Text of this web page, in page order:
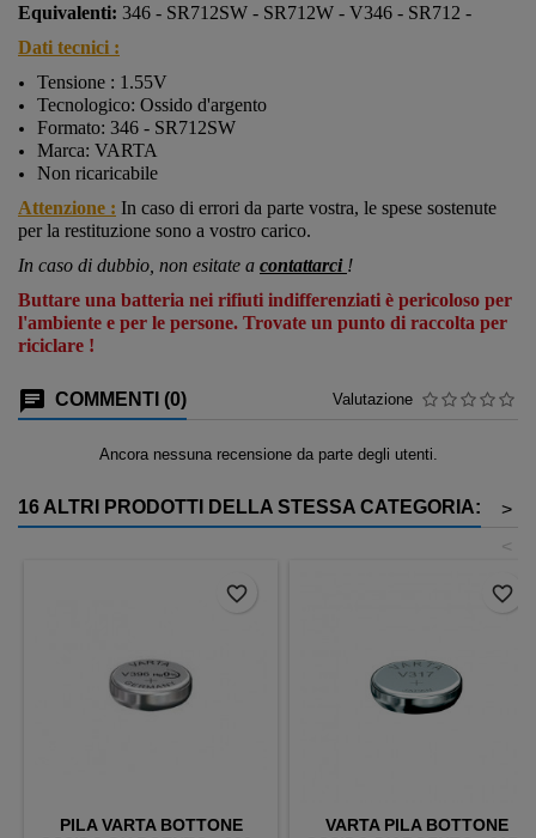
Equivalenti: 346 - SR712SW - SR712W - V346 - SR712 -
Dati tecnici :
Tensione : 1.55V
Tecnologico: Ossido d'argento
Formato: 346 - SR712SW
Marca: VARTA
Non ricaricabile
Attenzione : In caso di errori da parte vostra, le spese sostenute
per la restituzione sono a vostro carico.
In caso di dubbio, non esitate a contattarci !
Buttare una batteria nei rifiuti indifferenziati è pericoloso per
l'ambiente e per le persone. Trovate un punto di raccolta per
riciclare !
COMMENTI (0) Valutazione
Ancora nessuna recensione da parte degli utenti.
16 ALTRI PRODOTTI DELLA STESSA CATEGORIA:
>
<
PILA VARTA BOTTONE
favorite_border
VARTA PILA BOTTONE
favorite_border